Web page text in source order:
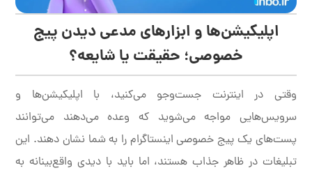
اپلیکیشن‌ها و ابزارهای مدعی دیدن پیج
خصوصی؛ حقیقت یا شایعه؟
وقتی در اینترنت جست‌وجو می‌کنید، با اپلیکیشن‌ها و
سرویس‌هایی مواجه می‌شوید که وعده می‌دهند می‌توانند
پست‌های یک پیج خصوصی اینستاگرام را به شما نشان دهند. این
تبلیغات در ظاهر جذاب هستند، اما باید با دیدی واقع‌بینانه به